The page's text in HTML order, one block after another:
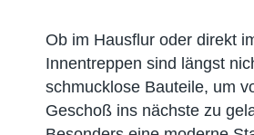
Ob im Hausflur oder direkt
Innentreppen sind längst
schmucklose Bauteile, um
Geschoß ins nächste zu